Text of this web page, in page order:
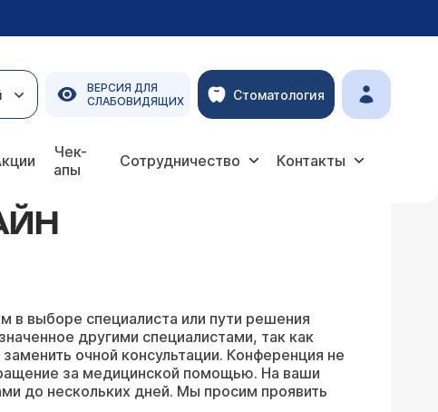
ВЕРСИЯ ДЛЯ
СЛАБОВИДЯЩИХ
Стоматология
Чек-
апы
Сотрудничество Контакты
в выборе специалиста или пути решения
другими специалистами, так как
очной консультации. Конференция не
за медицинской помощью. На ваши
до нескольких дней. Мы просим проявить